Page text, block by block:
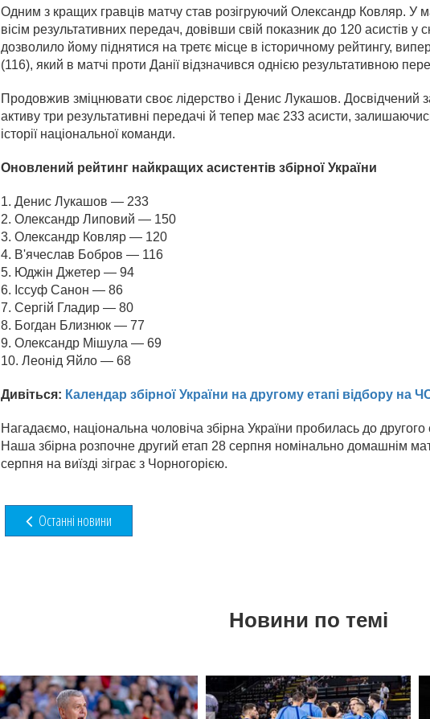
Одним з кращих гравців матчу став розігруючий Олександр Ковляр. У
вісім результативних передач, довівши свій показник до 120 асистів у
дозволило йому піднятися на третє місце в історичному рейтингу,
(116), який в матчі проти Данії відзначився однією результативною
Продовжив зміцнювати своє лідерство і Денис Лукашов. Досвідчений
активу три результативні передачі й тепер має 233 асисти,
історії національної команди.
Оновлений рейтинг найкращих асистентів збірної України
1. Денис Лукашов — 233
2. Олександр Липовий — 150
3. Олександр Ковляр — 120
4. В'ячеслав Бобров — 116
5. Юджін Джетер — 94
6. Іссуф Санон — 86
7. Сергій Гладир — 80
8. Богдан Близнюк — 77
9. Олександр Мішула — 69
10. Леонід Яйло — 68
Дивіться: Календар збірної України на другому етапі відбору на
Нагадаємо, національна чоловіча збірна України пробилась до
Наша збірна розпочне другий етап 28 серпня номінально домашнім
серпня на виїзді зіграє з Чорногорією.
Останні новини
Новини по темі